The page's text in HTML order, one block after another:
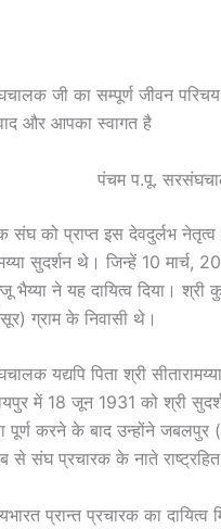
जी का सम्पूर्ण जीवन
और आपका स्वागत है
पंचम प.पू.
संघ को प्राप्त इस देवदुर्लभ
सुदर्शन थे। जिन्हें 10 मार्च,
भैय्या ने यह दायित्व दिया।
ग्राम के निवासी थे।
यद्यपि पिता श्री
में 18 जून 1931 को श्री
पूर्ण करने के बाद उन्होंने
से संघ प्रचारक के नाते
प्रान्त प्रचारक का